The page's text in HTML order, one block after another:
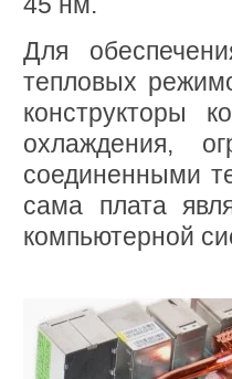
Для
тепловых
конструкторы
охлаждения,
соединенными
сама плата
компьютерной